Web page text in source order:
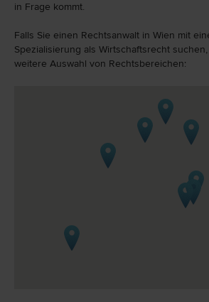
in Frage kommt.
Falls Sie einen Rechtsanwalt in Wien mit
Spezialisierung als Wirtschaftsrecht
weitere Auswahl von Rechtsbereichen: